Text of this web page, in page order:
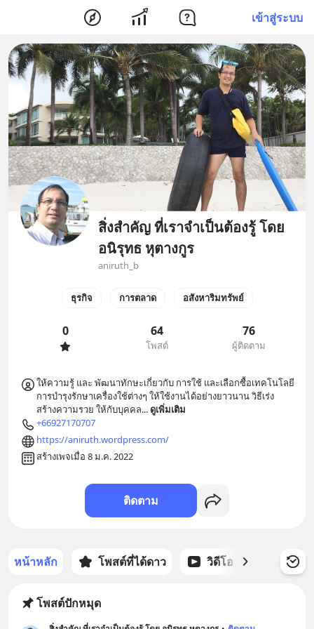
เข้าสู่ระบบ
สิ่งสำคัญ ที่เราจำเป็นต้องรู้ โดย
อนิรุทธ หุตางกูร
aniruth_b
ธุรกิจ การตลาด อสังหาริมทรัพย์
0 64
โพสต์
76
ผู้ติดตาม
ให้ความรู้ และ พัฒนาทักษะเกี่ยวกับ การใช้ และเลือกซื้อเทคโนโลยี
การบำรุงรักษาเครื่องใช้ต่างๆ ให้ใช้งานได้อย่างยาวนาน วิธีเร่ง
สร้างความรวย ให้กับบุคคล... ดูเพิ่มเติม
+66927170707
https://aniruth.wordpress.com/
สร้างเพจเมื่อ 8 ม.ค. 2022
ติดตาม
หน้าหลัก โพสต์ที่ได้ดาว วิดีโอ พอดแ
โพสต์ปักหมุด